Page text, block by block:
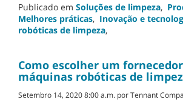
Publicado em Soluções de limpeza,
Melhores práticas, Inovação e
robóticas de limpeza,
Como escolher um
máquinas robóticas de
Setembro 14, 2020 8:00 a.m. por Tennant